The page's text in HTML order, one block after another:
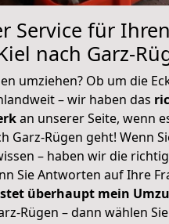
Service für
nach Garz-
umziehen? Ob um die
– wir haben das
an unserer Seite, wenn
Garz-Rügen geht! Wenn
– haben wir die
Sie Antworten auf Ihre
überhaupt mein
Rügen – dann wählen